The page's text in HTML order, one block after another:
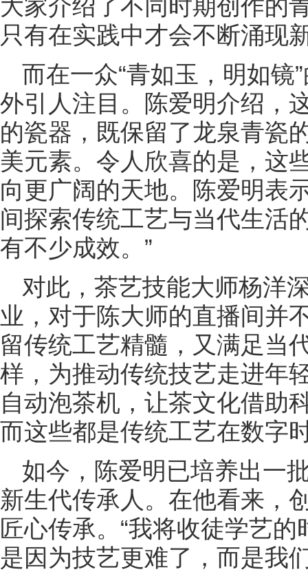
大家介绍了不同时期创作的
只有在实践中才会不断涌现
而在一众“青如玉，明如镜
外引人注目。陈爱明介绍，
的瓷器，既保留了龙泉青瓷
美元素。令人欣喜的是，这
向更广阔的天地。陈爱明表
间探索传统工艺与当代生活
有不少成效。”
对此，茶艺技能大师杨洋
业，对于陈大师的直播间并
留传统工艺精髓，又满足当
样，为推动传统技艺走进年
自动泡茶机，让茶文化借助
而这些都是传统工艺在数字
如今，陈爱明已培养出一
新生代传承人。在他看来，
匠心传承。“我将收徒学艺
是因为技艺更难了，而是我